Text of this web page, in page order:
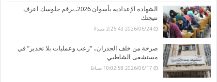
الشهادة الإعدادية بأسوان 2026..برقم جلوسك اعرف
نتيجتك
2026/06/24 2:26:43 مساءً
صرخة من خلف الجدران.. “رعب وعمليات بلا تخدير” في
مستشفى الشاطبي
2026/06/17 10:02:58 صباحًا